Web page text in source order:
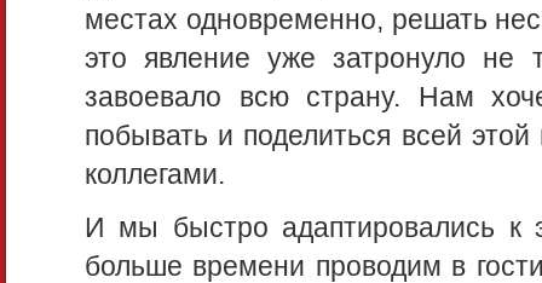
местах одновременно, решать
это явление уже затронуло не
завоевало всю страну. Нам
побывать и поделиться всей
коллегами.
И мы быстро адаптировались к
больше времени проводим в